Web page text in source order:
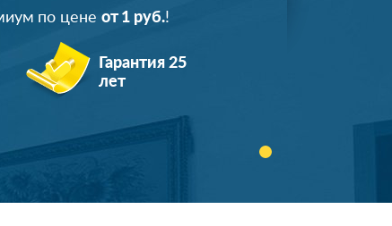
по цене от 1 руб.!
Гарантия 25
лет